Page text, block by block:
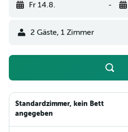
Fr 14.8. -
2 Gäste, 1 Zimmer
Standardzimmer, kein Bett
angegeben